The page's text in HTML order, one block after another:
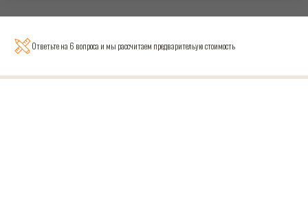
Ответьте на 6 вопроса и мы рассчитаем предварительую стоимость